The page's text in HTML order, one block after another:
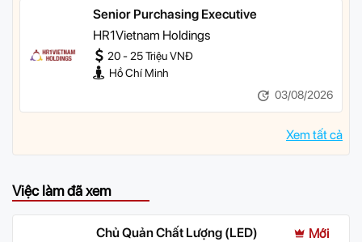
Senior Purchasing Executive
HR1Vietnam Holdings
20 - 25 Triệu VNĐ
Hồ Chí Minh
03/08/2026
Xem tất cả
Việc làm đã xem
Chủ Quản Chất Lượng (LED)
Mới